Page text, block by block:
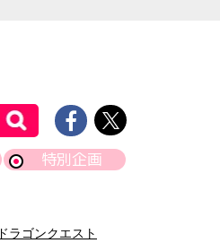
特別企画
ドラゴンクエスト